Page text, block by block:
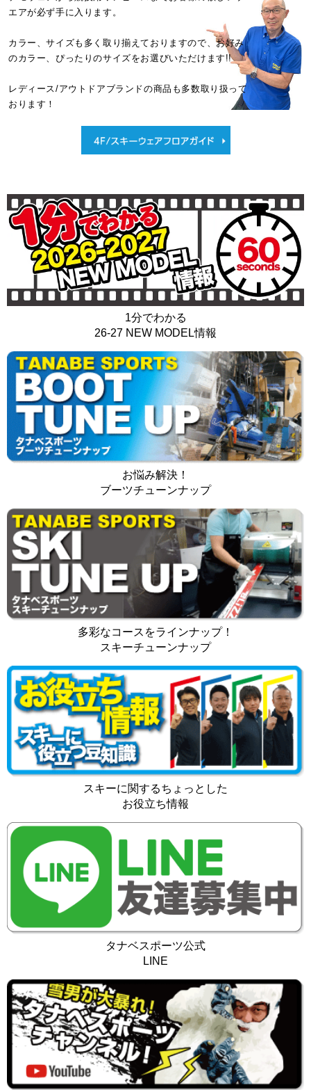
エアが必ず手に入ります。
カラー、サイズも多く取り揃えておりますので、お好み
のカラー、ぴったりのサイズをお選びいただけます!!
レディース/アウトドアブランドの商品も 多数取り扱って
おります！
1分でわかる
26-27 NEW MODEL情報
お悩み解決！
ブーツチューンナップ
多彩なコースをラインナップ！
スキーチューンナップ
スキーに関するちょっとした
お役立ち情報
タナベスポーツ公式
LINE